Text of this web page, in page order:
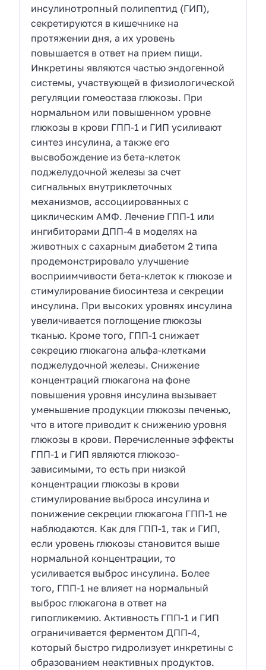
инсулинотропный полипептид (ГИП),
секретируются в кишечнике на
протяжении дня, а их уровень
повышается в ответ на прием пищи.
Инкретины являются частью эндогенной
системы, участвующей в физиологической
регуляции гомеостаза глюкозы. При
нормальном или повышенном уровне
глюкозы в крови ГПП-1 и ГИП усиливают
синтез инсулина, а также его
высвобождение из бета-клеток
поджелудочной железы за счет
сигнальных внутриклеточных
механизмов, ассоциированных с
циклическим АМФ. Лечение ГПП-1 или
ингибиторами ДПП-4 в моделях на
животных с сахарным диабетом 2 типа
продемонстрировало улучшение
восприимчивости бета-клеток к глюкозе и
стимулирование биосинтеза и секреции
инсулина. При высоких уровнях инсулина
увеличивается поглощение глюкозы
тканью. Кроме того, ГПП-1 снижает
секрецию глюкагона альфа-клетками
поджелудочной железы. Снижение
концентраций глюкагона на фоне
повышения уровня инсулина вызывает
уменьшение продукции глюкозы печенью,
что в итоге приводит к снижению уровня
глюкозы в крови. Перечисленные эффекты
ГПП-1 и ГИП являются глюкозо-
зависимыми, то есть при низкой
концентрации глюкозы в крови
стимулирование выброса инсулина и
понижение секреции глюкагона ГПП-1 не
наблюдаются. Как для ГПП-1, так и ГИП,
если уровень глюкозы становится выше
нормальной концентрации, то
усиливается выброс инсулина. Более
того, ГПП-1 не влияет на нормальный
выброс глюкагона в ответ на
гипогликемию. Активность ГПП-1 и ГИП
ограничивается ферментом ДПП-4,
который быстро гидролизует инкретины с
образованием неактивных продуктов.